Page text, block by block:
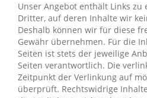
Unser Angebot enthält Links zu
Dritter, auf deren Inhalte wir
Deshalb können wir für diese
Gewähr übernehmen. Für die
Seiten ist stets der jeweilige
Seiten verantwortlich. Die
Zeitpunkt der Verlinkung auf
überprüft. Rechtswidrige